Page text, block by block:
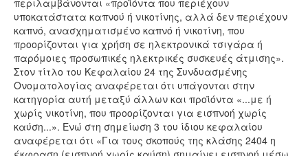
υποκατάστατα καπνού ή νικοτίνης, αλλά δεν περιέχουν
καπνό, ανασχηματισμένο καπνό ή νικοτίνη, που
προορίζονται για χρήση σε ηλεκτρονικά τσιγάρα ή
παρόμοιες προσωπικές ηλεκτρικές συσκευές άτμισης».
Στον τίτλο του Κεφαλαίου 24 της Συνδυασμένης
Ονοματολογίας αναφέρεται ότι υπάγονται στην
κατηγορία αυτή μεταξύ άλλων και προϊόντα «...με ή
χωρίς νικοτίνη, που προορίζονται για εισπνοή χωρίς
καύση...». Ενώ στη σημείωση 3 του ίδιου κεφαλαίου
αναφέρεται ότι «Για τους σκοπούς της κλάσης 2404 η